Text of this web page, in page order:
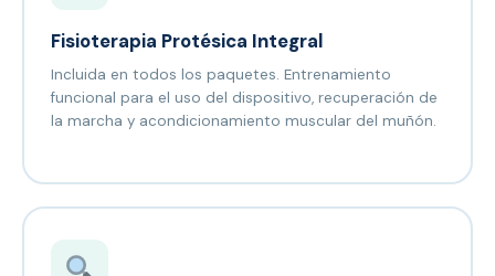
Fisioterapia Protésica Integral
Incluida en todos los paquetes. Entrenamiento
funcional para el uso del dispositivo, recuperación de
la marcha y acondicionamiento muscular del muñón.